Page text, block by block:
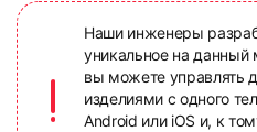
Наши инженеры
уникальное на
вы можете управлять
изделиями с одного
Android или iOS и, к